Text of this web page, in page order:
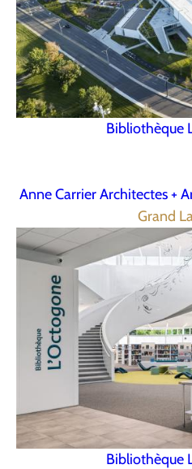
Bibliothèque
Anne Carrier Architectes +
Grand
Bibliothèque